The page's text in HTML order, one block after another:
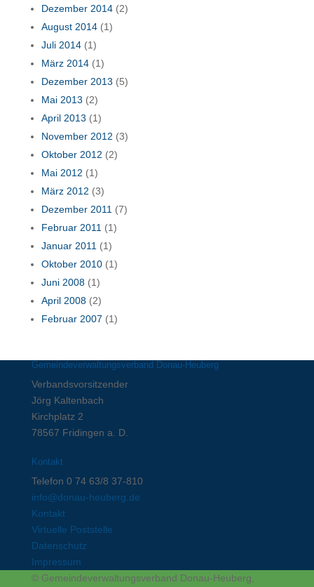
Dezember 2014(2)
August 2014(1)
Juli 2014(1)
März 2014(1)
Dezember 2013 (5)
Mai 2013 (2)
April 2013 (1)
November 2012 (3)
Oktober 2012 (2)
Mai 2012 (1)
März 2012 (3)
Dezember 2011 (7)
Februar 2011 (1)
Januar 2011 (1)
Oktober 2010(1)
Juni 2008(1)
April 2008(2)
Februar 2007 (1)
Gemeindeverwaltungsverband Donau-Heuberg
Verbandsvorsitzender
Jörg Kaltenbach
Kirchplatz 2
78567 Fridingen a. D.
Kontakt
Telefon 0 74 63/8 37-810
info@donau-heuberg.de
Kontakt
Virtuelle Poststelle
Datenschutz
Impressum
© Gemeindeverwaltungsverband Donau-Heuberg,